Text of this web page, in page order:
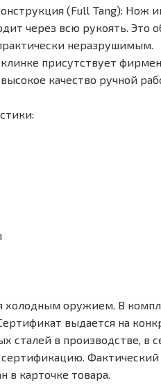
(Full Tang): Нож
через всю рукоять. Это
неразрушимым.
присутствует
качество ручной
холодным оружием. В
выдается на
сталей в производстве, в
сертификацию.
в карточке товара.